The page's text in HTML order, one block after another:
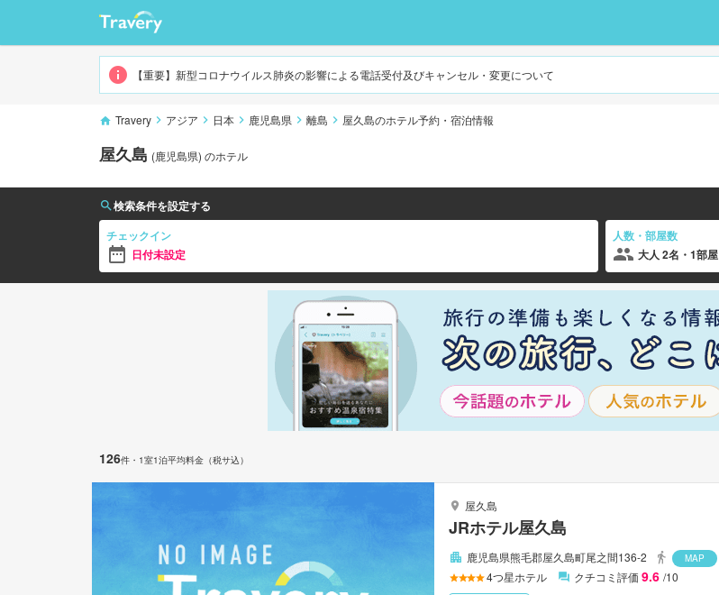
【重要】新型コロナウイルス肺炎の影響による電話受付及びキャンセル・変更について
Travery アジア 日本 鹿児島県 離島 屋久島のホテル予約・宿泊情報
屋久島 (鹿児島県) のホテル
検索条件を設定する
チェックイン
日付未設定
人数・部屋数
大人 2名・1部屋
126件 ・1室1泊平均料金（税サ込）
屋久島
JRホテル屋久島
鹿児島県熊毛郡屋久島町尾之間136-2 MAP
4つ星ホテル クチコミ評価9.6 /10